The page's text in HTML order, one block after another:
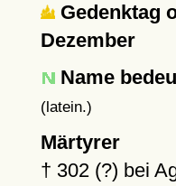
Gedenktag
Dezember
Name
(latein.)
Märtyrer
† 302 (?) bei